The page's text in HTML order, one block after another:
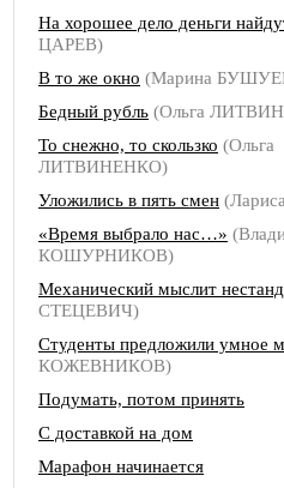
На хорошее дело деньги
ЦАРЕВ)
В то же окно (Марина
Бедный рубль (Ольга
То снежно, то скользко (Ольга
ЛИТВИНЕНКО)
Уложились в пять смен
«Время выбрало нас…»
КОШУРНИКОВ)
Механический мыслит
СТЕЦЕВИЧ)
Студенты предложили умное
КОЖЕВНИКОВ)
Подумать, потом принять
С доставкой на дом
Марафон начинается